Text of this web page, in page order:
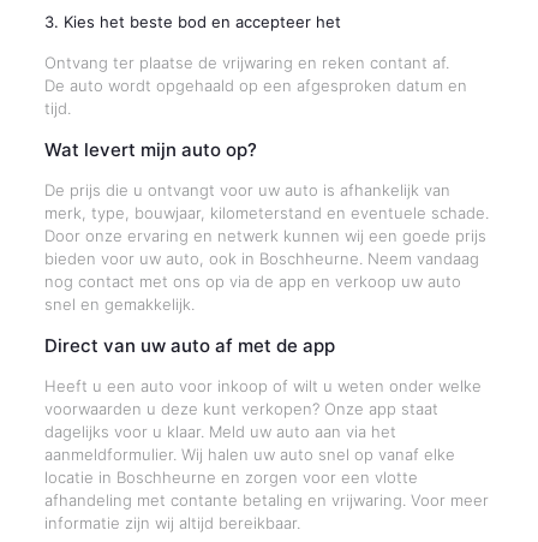
3. Kies het beste bod en accepteer het
Ontvang ter plaatse de vrijwaring en reken contant af.
De auto wordt opgehaald op een afgesproken datum en
tijd.
Wat levert mijn auto op?
De prijs die u ontvangt voor uw auto is afhankelijk van
merk, type, bouwjaar, kilometerstand en eventuele schade.
Door onze ervaring en netwerk kunnen wij een goede prijs
bieden voor uw auto, ook in Boschheurne. Neem vandaag
nog contact met ons op via de app en verkoop uw auto
snel en gemakkelijk.
Direct van uw auto af met de app
Heeft u een auto voor inkoop of wilt u weten onder welke
voorwaarden u deze kunt verkopen? Onze app staat
dagelijks voor u klaar. Meld uw auto aan via het
aanmeldformulier. Wij halen uw auto snel op vanaf elke
locatie in Boschheurne en zorgen voor een vlotte
afhandeling met contante betaling en vrijwaring. Voor meer
informatie zijn wij altijd bereikbaar.